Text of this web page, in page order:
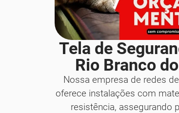
Tela de
Rio Branco
Nossa empresa de redes
oferece instalações com
resistência, assegurando